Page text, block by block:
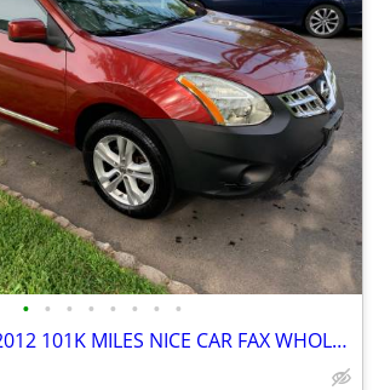
• • • • • • • •
NISSAN ROGUE 2012 101K MILES NICE CAR FAX WHOLESALE SPECIAL